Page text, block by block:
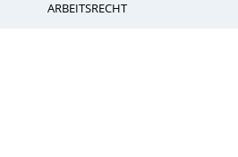
ARBEITSRECHT